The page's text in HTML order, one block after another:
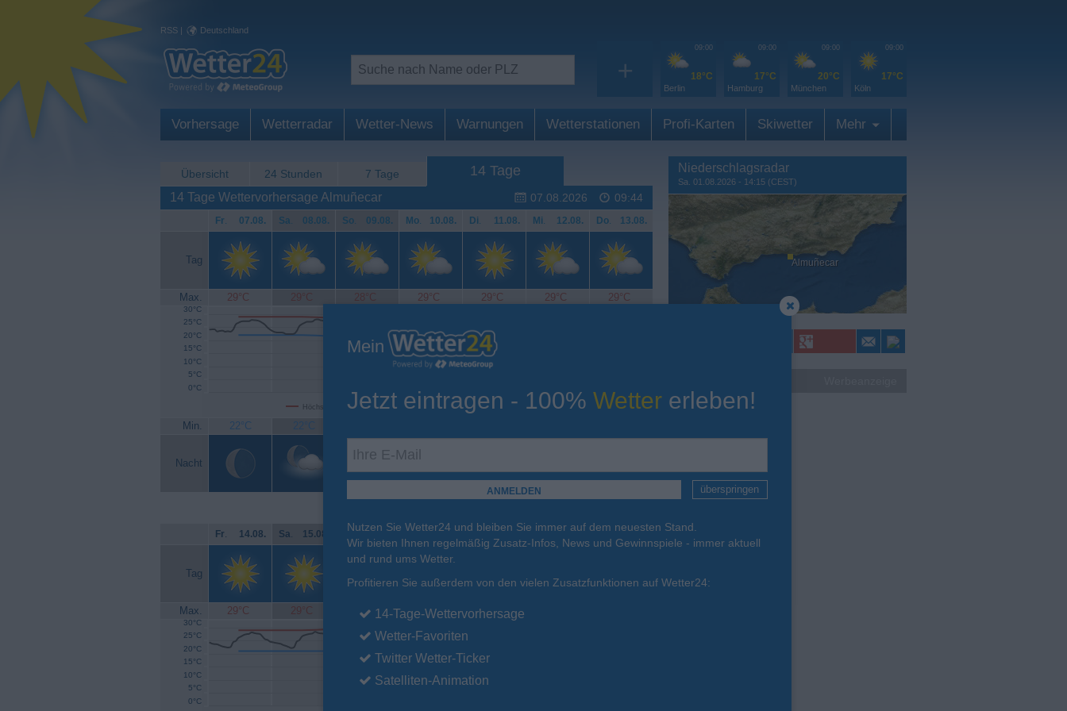
RSS | Deutschland
+
09:00
18°C
Berlin
09:00
17°C
Hamburg
09:00
20°C
München
09:00
17°C
Köln
Vorhersage Wetterradar Wetter-News Warnungen Wetterstationen Profi-Karten Skiwetter Mehr
Übersicht 24 Stunden 7 Tage 14 Tage
07.08.2026 09:44
14 Tage Wettervorhersage Almuñecar
Fr. 07.08. Sa. 08.08. So. 09.08. Mo. 10.08. Di. 11.08. Mi. 12.08. Do. 13.08.
Tag
Max. 29°C 29°C 28°C 29°C 29°C 29°C 29°C
Höchsttemperatur Tiefsttemperatur Aktuelle Temperatur
0°C
5°C
10°C
15°C
20°C
25°C
30°C
Min. 22°C 22°C
Nacht
Fr. 14.08. Sa. 15.08. So. 16.08. Mo. 17.08. Di. 18.08. Mi. 19.08. Do. 20.08.
Tag
Max. 29°C 29°C 30°C 28°C 29°C
0°C
5°C
10°C
15°C
20°C
25°C
30°C
Niederschlagsradar
Sa. 01.08.2026 - 14:15 (CEST)
Almuñecar
Mein
Jetzt eintragen - 100% Wetter erleben!
überspringen
Nutzen Sie Wetter24 und bleiben Sie immer auf dem neuesten Stand.
Wir bieten Ihnen regelmäßig Zusatz-Infos, News und Gewinnspiele - immer aktuell
und rund ums Wetter.
Profitieren Sie außerdem von den vielen Zusatzfunktionen auf Wetter24:
14-Tage-Wettervorhersage
Wetter-Favoriten
Twitter Wetter-Ticker
Satelliten-Animation